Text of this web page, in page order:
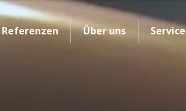
Referenzen Über uns Service